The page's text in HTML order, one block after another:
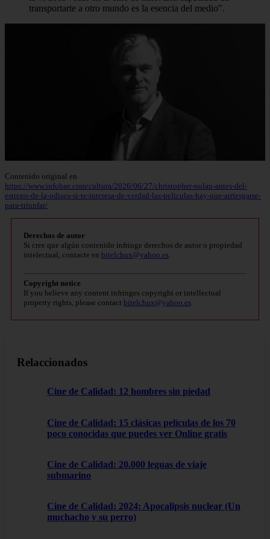
transportarte a otro mundo es la esencia del medio".
Contenido original en
https://www.infobae.com/cultura/2026/06/27/christopher-nolan-antes-del-
estreno-de-la-odisea-si-te-interesa-de-verdad-las-peliculas-hay-que-arriesgarse-
para-triunfar/
Derechos de autor
Si cree que algún contenido infringe derechos de autor o propiedad
intelectual, contacte en bitelchux@yahoo.es
Copyright notice
If you believe any content infringes copyright or intellectual
property rights, please contact bitelchux@yahoo.es
Relaccionados
Cine de Calidad: 12 hombres sin piedad
Cine de Calidad: 15 clásicas películas de los 70
poco conocidas que puedes ver Online gratis
Cine de Calidad: 20.000 leguas de viaje
submarino
Cine de Calidad: 2024: Apocalipsis nuclear (Un
muchacho y su perro)